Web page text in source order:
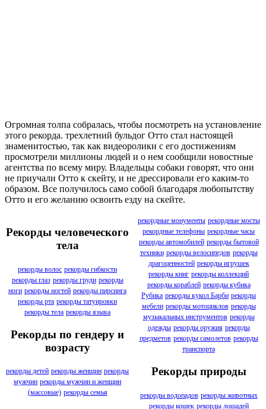
Огромная толпа собралась, чтобы посмотреть на установление
этого рекорда. трехлетний бульдог Отто стал настоящей
знаменитостью, так как видеоролики с его достижениям
просмотрели миллионы людей и о нем сообщили новостные
агентства по всему миру. Владельцы собаки говорят, что они
не приучали Отто к скейту, и не дрессировали его каким-то
образом. Все получилось само собой благодаря любопытству
Отто и его желанию освоить езду на скейте.
Рекорды человеческого
тела
рекорды волос рекорды гибкости
рекорды глаз рекорды груди рекорды
ноги рекорды ногтей рекорды пирсинга
рекорды рта рекорды татуировки
рекорды тела рекорды языка
Рекорды по гендеру и
возрасту
рекорды детей рекорды женщин рекорды
мужчин рекорды мужчин и женщин
(массовые) рекорды семья
рекордные монументы рекордные мосты
рекордные телефоны рекордные часы
рекорды автомобилей рекорды бытовой
техники рекорды велосипедов рекорды
драгоценностей рекорды игрушек
рекорды книг рекорды коллекций
рекорды кораблей рекорды кубика
Рубика рекорды кукол Барби рекорды
мебели рекорды мотоциклов рекорды
музыкальных инструментов рекорды
одежды рекорды оружия рекорды
предметов рекорды самолетов рекорды
транспорта
Рекорды природы
рекорды водопадов рекорды животных
рекорды кошек рекорды лошадей